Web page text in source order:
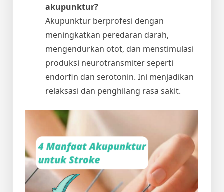
akupunktur?
Akupunktur berprofesi dengan
meningkatkan peredaran darah,
mengendurkan otot, dan menstimulasi
produksi neurotransmiter seperti
endorfin dan serotonin. Ini menjadikan
relaksasi dan penghilang rasa sakit.